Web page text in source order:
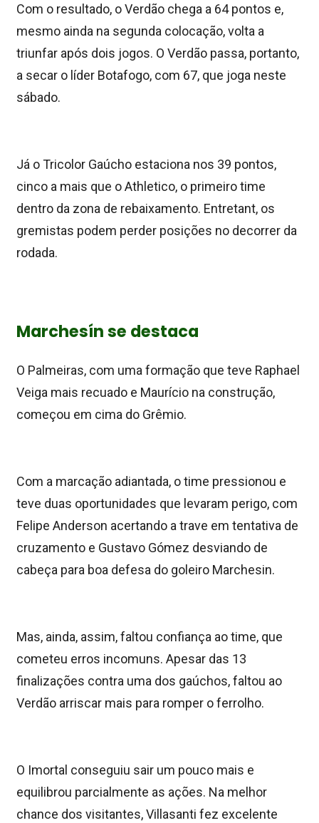
Com o resultado, o Verdão chega a 64 pontos e,
mesmo ainda na segunda colocação, volta a
triunfar após dois jogos. O Verdão passa, portanto,
a secar o líder Botafogo, com 67, que joga neste
sábado.
Já o Tricolor Gaúcho estaciona nos 39 pontos,
cinco a mais que o Athletico, o primeiro time
dentro da zona de rebaixamento. Entretant, os
gremistas podem perder posições no decorrer da
rodada.
Marchesín se destaca
O Palmeiras, com uma formação que teve Raphael
Veiga mais recuado e Maurício na construção,
começou em cima do Grêmio.
Com a marcação adiantada, o time pressionou e
teve duas oportunidades que levaram perigo, com
Felipe Anderson acertando a trave em tentativa de
cruzamento e Gustavo Gómez desviando de
cabeça para boa defesa do goleiro Marchesin.
Mas, ainda, assim, faltou confiança ao time, que
cometeu erros incomuns. Apesar das 13
finalizações contra uma dos gaúchos, faltou ao
Verdão arriscar mais para romper o ferrolho.
O Imortal conseguiu sair um pouco mais e
equilibrou parcialmente as ações. Na melhor
chance dos visitantes, Villasanti fez excelente